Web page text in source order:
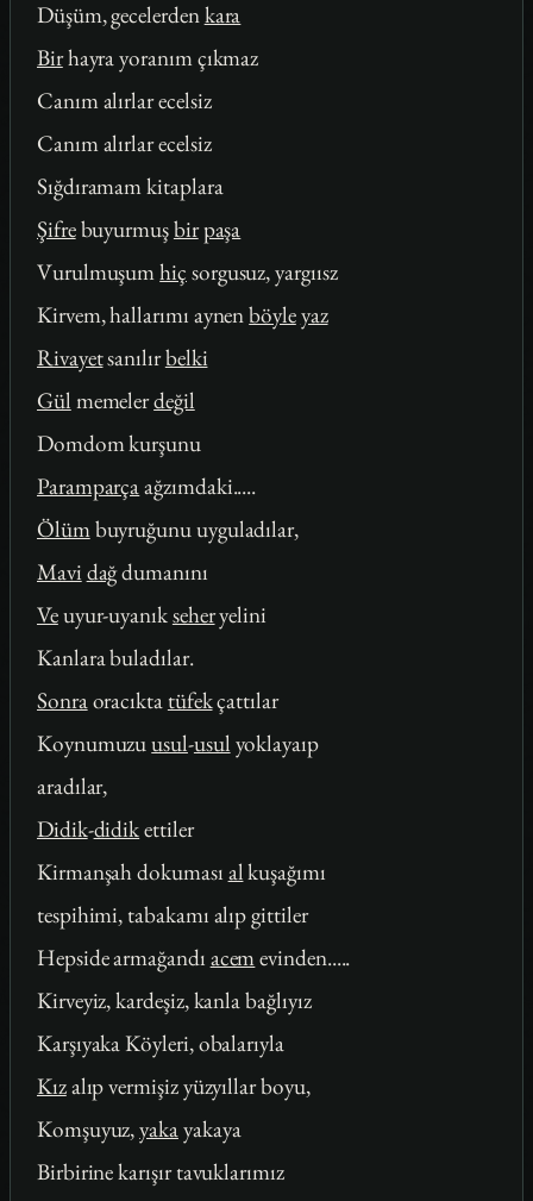
Düşüm, gecelerdenkara
Birhayra yoranım çıkmaz
Canım alırlar ecelsiz
Canım alırlar ecelsiz
Sığdıramam kitaplara
Şifrebuyurmuşbirpaşa
Vurulmuşumhiç sorgusuz, yargıısz
Kirvem, hallarımı aynenböyleyaz
Rivayetsanılırbelki
Gül memelerdeğil
Domdom kurşunu
Paramparçaağzımdaki.....
Ölümbuyruğunu uyguladılar,
Mavi dağdumanını
Veuyur-uyanıkseheryelini
Kanlara buladılar.
Sonraoracıkta tüfekçattılar
Koynumuzuusul-usul yoklayaıp
aradılar,
Didik-didikettiler
Kirmanşah dokuması alkuşağımı
tespihimi, tabakamı alıp gittiler
Hepside armağandı acemevinden.....
Kirveyiz, kardeşiz, kanla bağlıyız
Karşıyaka Köyleri, obalarıyla
Kızalıp vermişiz yüzyıllar boyu,
Komşuyuz,yakayakaya
Birbirine karışır tavuklarımız